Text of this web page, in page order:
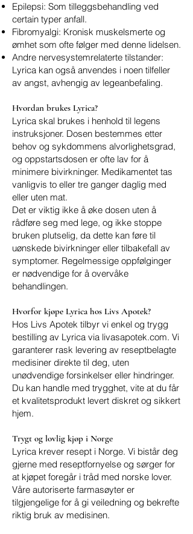
Epilepsi: Som tilleggsbehandling ved
certain typer anfall.
Fibromyalgi: Kronisk muskelsmerte og
ømhet som ofte følger med denne lidelsen.
Andre nervesystemrelaterte tilstander:
Lyrica kan også anvendes i noen tilfeller
av angst, avhengig av legeanbefaling.
Hvordan brukes Lyrica?
Lyrica skal brukes i henhold til legens
instruksjoner. Dosen bestemmes etter
behov og sykdommens alvorlighetsgrad,
og oppstartsdosen er ofte lav for å
minimere bivirkninger. Medikamentet tas
vanligvis to eller tre ganger daglig med
eller uten mat.
Det er viktig ikke å øke dosen uten å
rådføre seg med lege, og ikke stoppe
bruken plutselig, da dette kan føre til
uønskede bivirkninger eller tilbakefall av
symptomer. Regelmessige oppfølginger
er nødvendige for å overvåke
behandlingen.
Hvorfor kjøpe Lyrica hos Livs Apotek?
Hos Livs Apotek tilbyr vi enkel og trygg
bestilling av Lyrica via livasapotek.com. Vi
garanterer rask levering av reseptbelagte
medisiner direkte til deg, uten
unødvendige forsinkelser eller hindringer.
Du kan handle med trygghet, vite at du får
et kvalitetsprodukt levert diskret og sikkert
hjem.
Trygt og lovlig kjøp i Norge
Lyrica krever resept i Norge. Vi bistår deg
gjerne med reseptfornyelse og sørger for
at kjøpet foregår i tråd med norske lover.
Våre autoriserte farmasøyter er
tilgjengelige for å gi veiledning og bekrefte
riktig bruk av medisinen.